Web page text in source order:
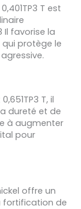
T est
Il favorise la
protège le
T, il
dureté et de
à augmenter
pour
offre un
fortification de